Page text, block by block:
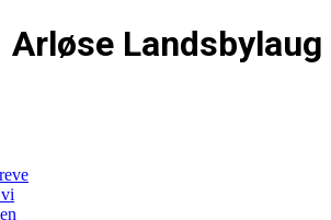
Arløse Landsbylaug